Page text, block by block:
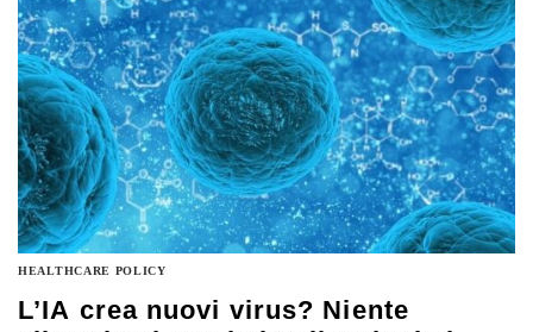
vaccinazione anti-zoster si confermano leve concrete
per la sanità pubblica
HEALTHCARE POLICY
L’IA crea nuovi virus? Niente